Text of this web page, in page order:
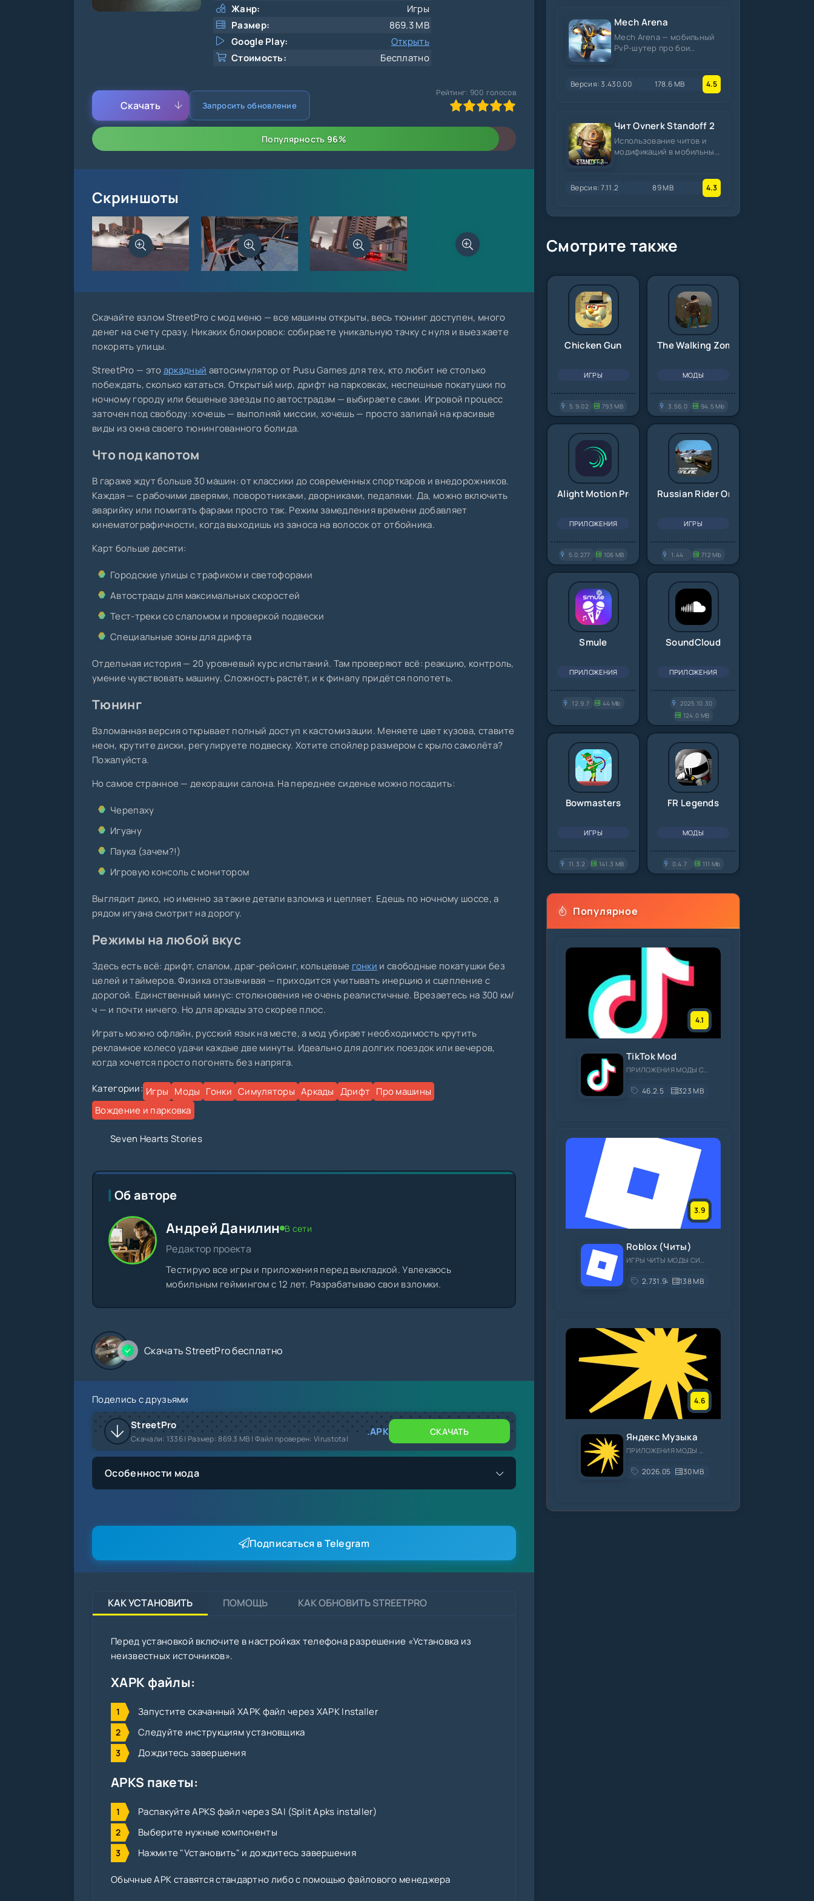
Жанр:
Игры
Размер:
869.3 MB
Google Play:
Открыть
Стоимость:
Бесплатно
Скачать Запросить обновление
Рейтинг: 900 голосов
Популярность 96%
Скриншоты
Скачайте взлом StreetPro с мод меню — все машины открыты, весь тюнинг доступен, много
денег на счету сразу. Никаких блокировок: собираете уникальную тачку с нуля и выезжаете
покорять улицы.
StreetPro — этоаркадный автосимулятор от Pusu Games для тех, кто любит не столько
побеждать, сколько кататься. Открытый мир, дрифт на парковках, неспешные покатушки по
ночному городу или бешеные заезды по автострадам — выбираете сами. Игровой процесс
заточен под свободу: хочешь — выполняй миссии, хочешь — просто залипай на красивые
виды из окна своего тюнингованного болида.
Что под капотом
В гараже ждут больше 30 машин: от классики до современных спорткаров и внедорожников.
Каждая — с рабочими дверями, поворотниками, дворниками, педалями. Да, можно включить
аварийку или помигать фарами просто так. Режим замедления времени добавляет
кинематографичности, когда выходишь из заноса на волосок от отбойника.
Карт больше десяти:
Городские улицы с трафиком и светофорами
Автострады для максимальных скоростей
Тест-треки со слаломом и проверкой подвески
Специальные зоны для дрифта
Отдельная история — 20 уровневый курс испытаний. Там проверяют всё: реакцию, контроль,
умение чувствовать машину. Сложность растёт, и к финалу придётся попотеть.
Тюнинг
Взломанная версия открывает полный доступ к кастомизации. Меняете цвет кузова, ставите
неон, крутите диски, регулируете подвеску. Хотите спойлер размером с крыло самолёта?
Пожалуйста.
Но самое странное — декорации салона. На переднее сиденье можно посадить:
Черепаху
Игуану
Паука (зачем?!)
Игровую консоль с монитором
Выглядит дико, но именно за такие детали взломка и цепляет. Едешь по ночному шоссе, а
рядом игуана смотрит на дорогу.
Режимы на любой вкус
Здесь есть всё: дрифт, слалом, драг-рейсинг, кольцевые гонки и свободные покатушки без
целей и таймеров. Физика отзывчивая — приходится учитывать инерцию и сцепление с
дорогой. Единственный минус: столкновения не очень реалистичные. Врезаетесь на 300 км/
ч — и почти ничего. Но для аркады это скорее плюс.
Играть можно офлайн, русский язык на месте, а мод убирает необходимость крутить
рекламное колесо удачи каждые две минуты. Идеально для долгих поездок или вечеров,
когда хочется просто погонять без напряга.
Категории: Игры Моды Гонки Симуляторы Аркады Дрифт Про машины
Вождение и парковка
Seven Hearts Stories
Об авторе
Андрей Данилин В сети
Редактор проекта
Тестирую все игры и приложения перед выкладкой. Увлекаюсь
мобильным геймингом с 12 лет. Разрабатываю свои взломки.
Скачать StreetPro бесплатно
Поделись с друзьями
StreetPro
Скачали: 1336| Размер: 869.3 MB | Файл проверен: Virustotal
.APK СКАЧАТЬ
Особенности мода
все открыто
Подписаться в Telegram
КАК УСТАНОВИТЬ ПОМОЩЬ КАК ОБНОВИТЬ STREETPRO
Перед установкой включите в настройках телефона разрешение «Установка из
неизвестных источников».
XAPK файлы:
Запустите скачанный XAPK файл через XAPK Installer
Следуйте инструкциям установщика
Дождитесь завершения
APKS пакеты:
Распакуйте APKS файл через SAI (Split Apks installer)
Выберите нужные компоненты
Нажмите "Установить" и дождитесь завершения
Обычные APK ставятся стандартно либо с помощью файлового менеджера
Mech Arena
Mech Arena — мобильный
PvP-шутер про бои
оружия,
Версия: 3.430.00 178.6 MB 4.5
Чит Ovnerk Standoff 2
Использование читов и
модификаций в мобильных
но нарушает
Версия: 7.11.2 89 MB 4.3
Смотрите также
Chicken Gun
ИГРЫ
5.9.02 793 MB
The Walking Zombie 2
МОДЫ
3.56.0 94.5 Mb
Alight Motion Pro
ПРИЛОЖЕНИЯ
5.0.277 106 MB
Russian Rider Online
ИГРЫ
1.44 712 Mb
Smule
ПРИЛОЖЕНИЯ
12.9.7 44 Mb
SoundCloud
ПРИЛОЖЕНИЯ
2025.10.30
124.0 MB
Bowmasters
ИГРЫ
11.3.2 141.3 MB
FR Legends
МОДЫ
0.4.7 111 Mb
Популярное
4.1
TikTok Mod
ПРИЛОЖЕНИЯ МОДЫ СОЦИАЛЬНЫЕ
46.2.5 323 MB
3.9
Roblox (Читы)
ИГРЫ ЧИТЫ МОДЫ СИМУЛЯТОРЫ ОНЛАЙН
2.731.944 138 MB
4.6
Яндекс Музыка
ПРИЛОЖЕНИЯ МОДЫ МУЗЫКА И АУДИО
2026.05.3 30 MB